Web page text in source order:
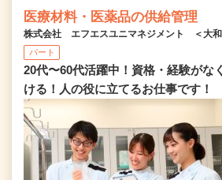
医療材料・医薬品の供給管理
株式会社 エフエスユニマネジメント ＜大和
パート
20代〜60代活躍中！資格・経験がな
ける！人の役に立てるお仕事です！